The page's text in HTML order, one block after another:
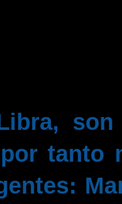
son
tanto